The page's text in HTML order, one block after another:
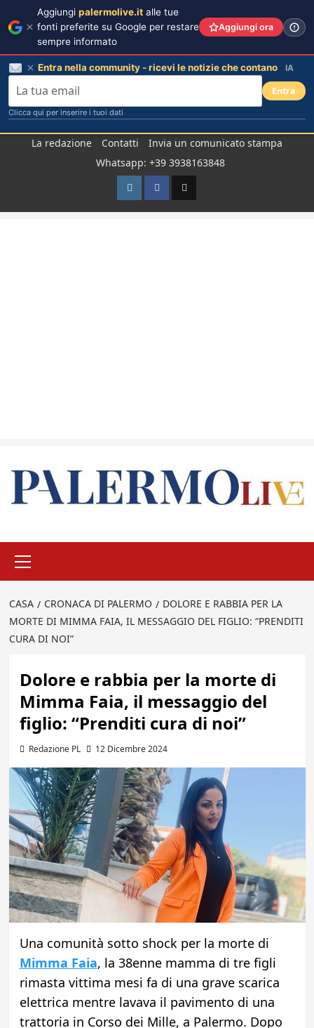
La redazione Contatti
Invia un comunicato stampa
Whatsapp: +39 3938163848
InstagramFacebook
TikTok
principale
CASA CRONACA DI PALERMO
DOLORE E RABBIA PER LA
MORTE DI MIMMA FAIA, IL MESSAGGIO DEL FIGLIO: “PRENDITI
CURA DI NOI”
Dolore e rabbia per la morte di
Mimma Faia, il messaggio del
figlio: “Prenditi cura di noi”
Redazione PL 12 Dicembre 2024
Una comunità sotto shock per la morte di
Mimma Faia, la 38enne mamma di tre figli
rimasta vittima mesi fa di una grave scarica
elettrica mentre lavava il pavimento di una
trattoria in Corso dei Mille, a Palermo. Dopo
Aggiungi palermolive.it alle tue
fonti preferite su Google per restare
sempre informato
Aggiungi ora
Entra nella community - ricevi le notizie che contano IA
Entra
Clicca qui per inserire i tuoi dati